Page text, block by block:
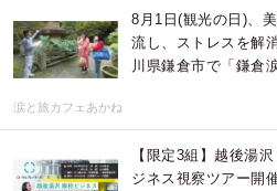
8月1日(観光の日)、
流し、ストレスを解
川県鎌倉市で「鎌倉
涙と旅カフェあかね
【限定3組】越後湯
ジネス視察ツアー開